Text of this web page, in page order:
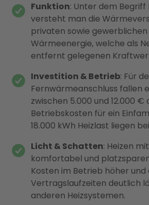
Funktion: Unter dem
versteht man die
privaten sowie
Wärmeenergie, welche als
entfernt gelegenen
Investition & Betrieb: Für
Fernwärmeanschluss fallen
zwischen 5.000 und 12.000 €
Betriebskosten für ein
18.000 kWh Heizlast liegen
Licht & Schatten: Heizen
komfortabel und
Kosten im Betrieb höher und
Vertragslaufzeiten deutlich
anderen Heizsystemen.